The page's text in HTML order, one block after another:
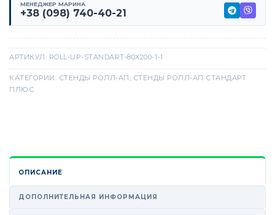
МЕНЕДЖЕР МАРИНА
+38 (098) 740-40-21
АРТИКУЛ: ROLL-UP-STANDART-80X200-1-1
КАТЕГОРИИ: СТЕНДЫ РОЛЛ-АП , СТЕНДЫ РОЛЛ-АП СТАНДАРТ
ПЛЮС
ОПИСАНИЕ
ДОПОЛНИТЕЛЬНАЯ ИНФОРМАЦИЯ